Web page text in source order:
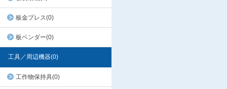
板金プレス(0)
板ベンダー(0)
工具／周辺機器(0)
工作物保持具(0)